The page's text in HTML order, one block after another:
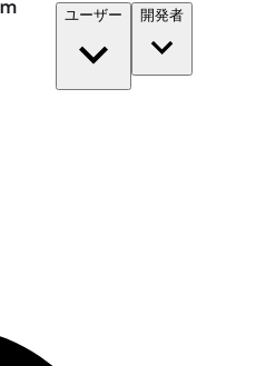
ユーザー 開発者​